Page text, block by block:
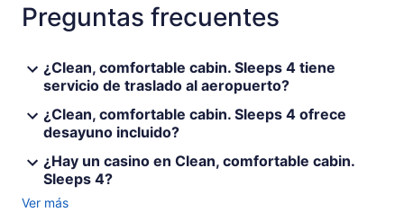
Preguntas frecuentes
¿Clean, comfortable cabin. Sleeps 4 tiene
servicio de traslado al aeropuerto?
¿Clean, comfortable cabin. Sleeps 4 ofrece
desayuno incluido?
¿Hay un casino en Clean, comfortable cabin.
Sleeps 4?
Ver más